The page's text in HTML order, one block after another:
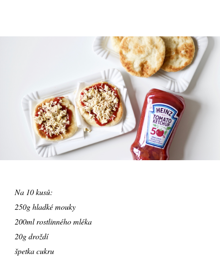
Na 10 kusů:
250g hladké mouky
200ml rostlinného mléka
20g droždí
špetka cukru